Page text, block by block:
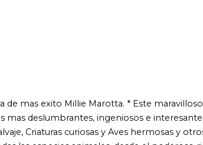
ingeniosos e interesantes de sus libros: El reino
curiosas y Aves hermosas y otros tesoros de los arboles.
animales, desde el poderoso rinoceronte hasta el
del travieso mapache hasta el elegante lobo
paginas para vivir una aventura con las bestias
en este libro y desea enviar su obra a las galerias de